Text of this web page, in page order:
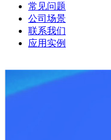
常见问题
公司场景
联系我们
应用实例